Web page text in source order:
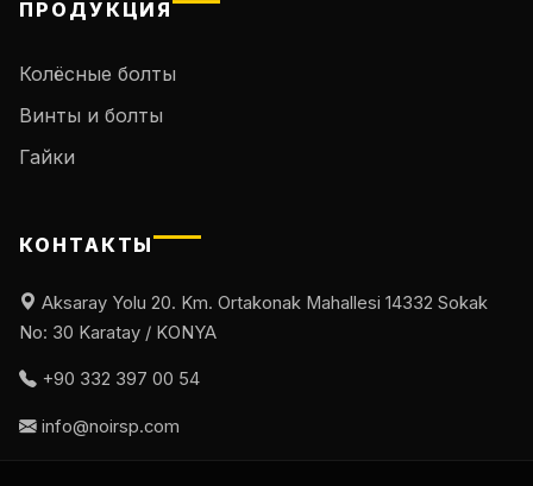
ПРОДУКЦИЯ
Колёсные болты
Винты и болты
Гайки
КОНТАКТЫ
Aksaray Yolu 20. Km. Ortakonak Mahallesi 14332 Sokak
No: 30 Karatay / KONYA
+90 332 397 00 54
info@noirsp.com